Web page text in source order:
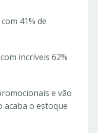
41% de
incríveis 62%
e vão
o estoque